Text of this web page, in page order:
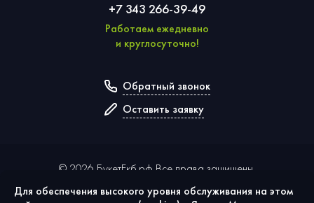
+7 343 266-39-49
Работаем ежедневно
и круглосуточно!
Обратный звонок
Оставить заявку
© 2026 БукетЕкб.рф Все права защищены.
Для обеспечения высокого уровня обслуживания на этом